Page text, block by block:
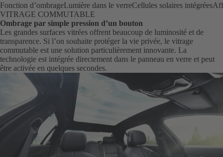
Fonction d’ombrageLumière dans le verreCellules solaires intégrées
VITRAGE COMMUTABLE
Ombrage par simple pression d’un bouton
Les grandes surfaces vitrées offrent beaucoup de luminosité et de
transparence. Si l’on souhaite protéger la vie privée, le vitrage
commutable est une solution particulièrement innovante. La
technologie est intégrée directement dans le panneau en verre et peut
être activée en quelques secondes.